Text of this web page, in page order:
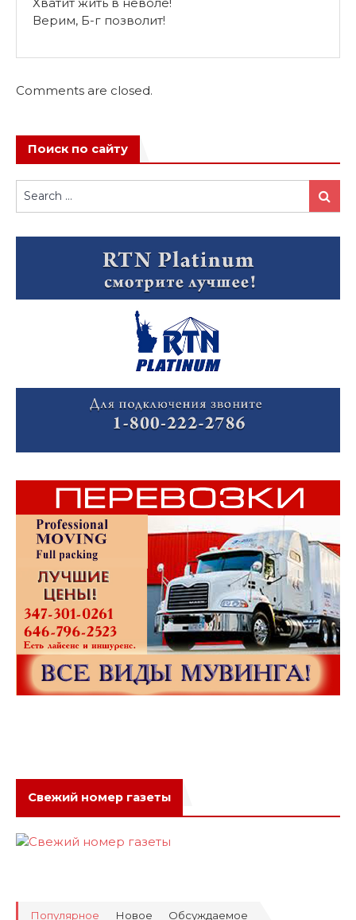
Хватит жить в неволе!
Верим, Б-г позволит!
Comments are closed.
Поиск по сайту
Search
for:
Search
Свежий номер газеты
Популярное Новое Обсуждаемое